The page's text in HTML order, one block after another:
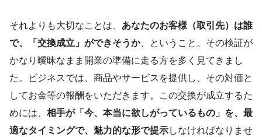
それよりも大切なことは、 あなたのお客様（取引先）は誰
で、
「交換成立」 ができそうか、ということ 。 その検証が
かなり曖昧なまま開業の準備に走る方を多く見てきまし
た。
ビジネスでは、商品やサービスを提供し、その対価と
してお金等の報酬 をいただきます。この交換が成立するた
めには、 相手が「今、本当に欲しがっているもの」を、最
適なタイミングで、魅力的な形で提示しなければなりませ